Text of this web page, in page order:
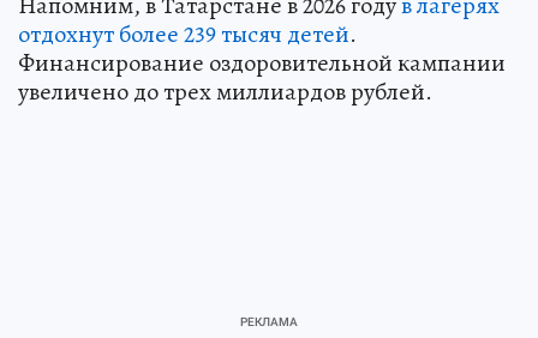
отдохнут более 239 тысяч детей.
Финансирование оздоровительной кампании
увеличено до трех миллиардов рублей.